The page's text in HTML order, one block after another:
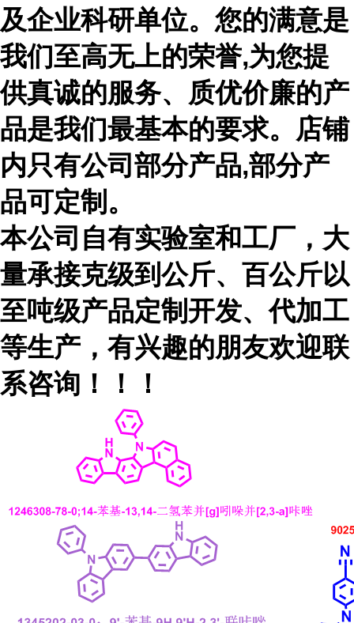
及企业科研单位。您的满意是
我们至高无上的荣誉,为您提
供真诚的服务、质优价廉的产
品是我们最基本的要求。店铺
内只有公司部分产品,部分产
品可定制。
本公司自有实验室和工厂，大
量承接克级到公斤、百公斤以
至吨级产品定制开发、代加工
等生产，有兴趣的朋友欢迎联
系咨询！！！